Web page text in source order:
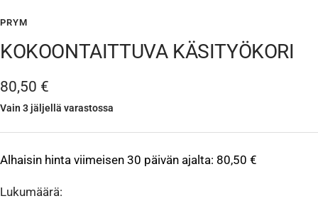
PRYM
KOKOONTAITTUVA KÄSITYÖKORI
Alennushinta
80,50 €
Vain 3 jäljellä varastossa
Alhaisin hinta viimeisen 30 päivän ajalta: 80,50 €
Lukumäärä: